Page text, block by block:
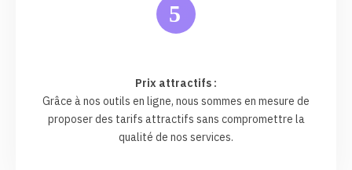
5
Prix attractifs :
Grâce à nos outils en ligne, nous sommes en mesure de
proposer des tarifs attractifs sans compromettre la
qualité de nos services.